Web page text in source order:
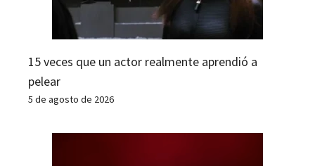
15 veces que un actor realmente aprendió a
pelear
5 de agosto de 2026